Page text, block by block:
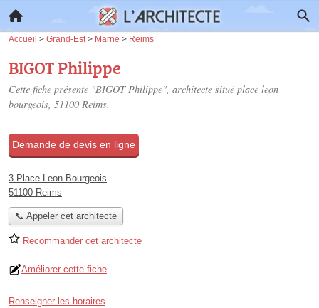
Accueil > Grand-Est > Marne > Reims
BIGOT Philippe
Cette fiche présente "BIGOT Philippe", architecte situé place leon
bourgeois, 51100 Reims.
Demande de devis en ligne
3 Place Leon Bourgeois
51100 Reims
📞 Appeler cet architecte
Recommander cet architecte
Améliorer cette fiche
Renseigner les horaires